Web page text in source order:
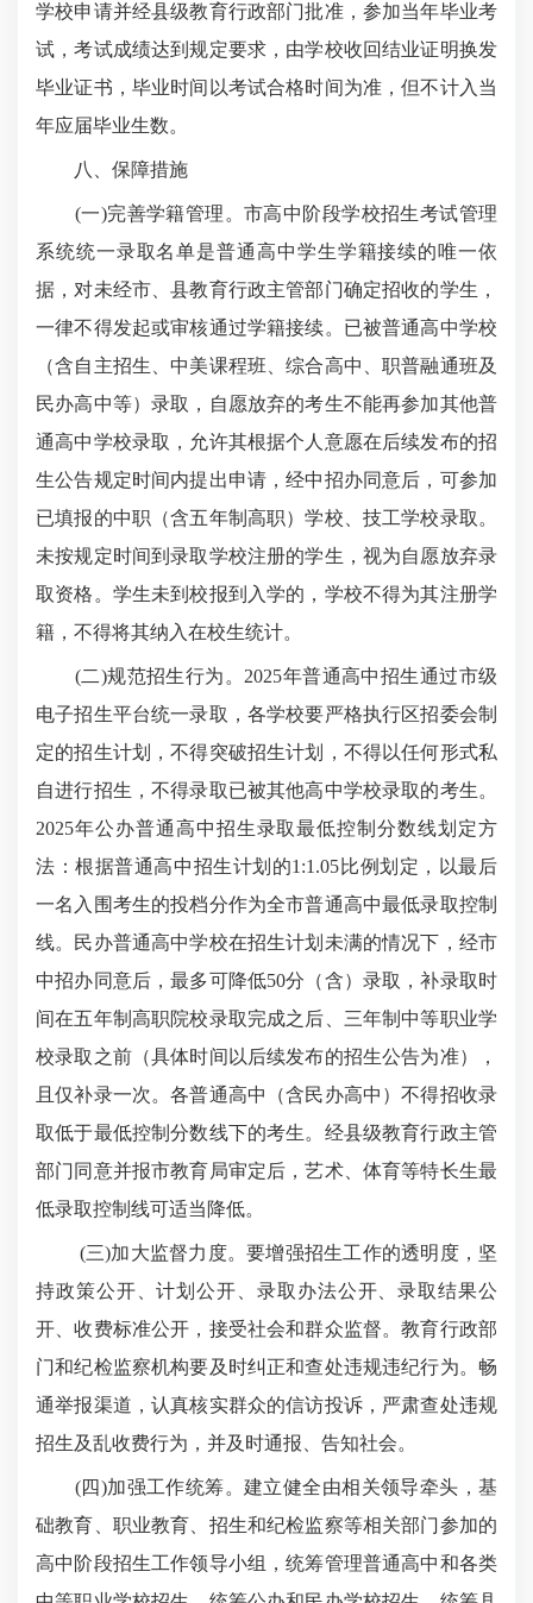
学校申请并经县级教育行政部门批准，参加当年毕业考
试，考试成绩达到规定要求，由学校收回结业证明换发
毕业证书，毕业时间以考试合格时间为准，但不计入当
年应届毕业生数。
八、保障措施
(一)完善学籍管理。市高中阶段学校招生考试管理
系统统一录取名单是普通高中学生学籍接续的唯一依
据，对未经市、县教育行政主管部门确定招收的学生，
一律不得发起或审核通过学籍接续。已被普通高中学校
（含自主招生、中美课程班、综合高中、职普融通班及
民办高中等）录取，自愿放弃的考生不能再参加其他普
通高中学校录取，允许其根据个人意愿在后续发布的招
生公告规定时间内提出申请，经中招办同意后，可参加
已填报的中职（含五年制高职）学校、技工学校录取。
未按规定时间到录取学校注册的学生，视为自愿放弃录
取资格。学生未到校报到入学的，学校不得为其注册学
籍，不得将其纳入在校生统计。
(二)规范招生行为。2025年普通高中招生通过市级
电子招生平台统一录取，各学校要严格执行区招委会制
定的招生计划，不得突破招生计划，不得以任何形式私
自进行招生，不得录取已被其他高中学校录取的考生。
2025年公办普通高中招生录取最低控制分数线划定方
法：根据普通高中招生计划的1:1.05比例划定，以最后
一名入围考生的投档分作为全市普通高中最低录取控制
线。民办普通高中学校在招生计划未满的情况下，经市
中招办同意后，最多可降低50分（含）录取，补录取时
间在五年制高职院校录取完成之后、三年制中等职业学
校录取之前（具体时间以后续发布的招生公告为准），
且仅补录一次。各普通高中（含民办高中）不得招收录
取低于最低控制分数线下的考生。经县级教育行政主管
部门同意并报市教育局审定后，艺术、体育等特长生最
低录取控制线可适当降低。
(三)加大监督力度。要增强招生工作的透明度，坚
持政策公开、计划公开、录取办法公开、录取结果公
开、收费标准公开，接受社会和群众监督。教育行政部
门和纪检监察机构要及时纠正和查处违规违纪行为。畅
通举报渠道，认真核实群众的信访投诉，严肃查处违规
招生及乱收费行为，并及时通报、告知社会。
(四)加强工作统筹。建立健全由相关领导牵头，基
础教育、职业教育、招生和纪检监察等相关部门参加的
高中阶段招生工作领导小组，统筹管理普通高中和各类